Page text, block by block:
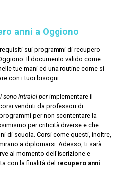
CERCA
anni a Oggiono
sui programmi di recupero
Il documento valido come
tue mani ed una routine come si
con i tuoi bisogni.
sono intralci perimplementare il
venduti da professori di
per non scontentare la
per criticità diverse e che
di scuola. Corsi come questi, inoltre,
a diplomarsi. Adesso, ti sarà
al momento dell'iscrizione e
con la finalità del recupero anni